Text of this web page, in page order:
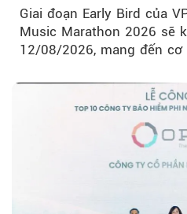
Giai đoạn Early Bird của
Music Marathon 2026 sẽ
12/08/2026, mang đến